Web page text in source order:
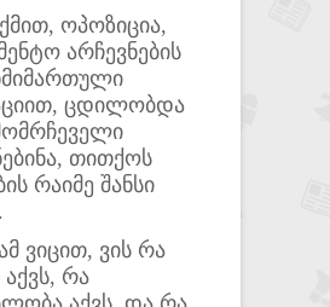
ოპოზიცია,
არჩევნების
ცდილობდა
თითქოს
რაიმე შანსი
ვიცით, ვის რა
რა